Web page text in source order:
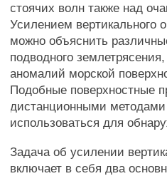
стоячих волн также над
Усилением вертикального
можно объяснить
подводного
аномалий морской
Подобные поверхностные
дистанционными
использоваться для
Задача об усилении
включает в себя два